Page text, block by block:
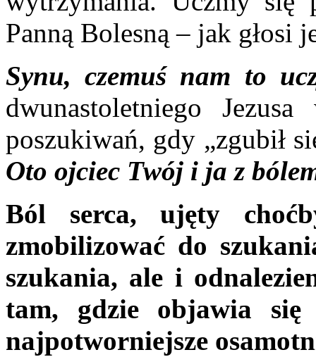
Panną Bolesną – jak głosi
Synu, czemuś nam to
dwunastoletniego
poszukiwań, gdy „zgubił
Oto ojciec Twój i ja z
Ból serca, ujęty
zmobilizować do
szukania, ale i
tam, gdzie objawia
najpotworniejsze